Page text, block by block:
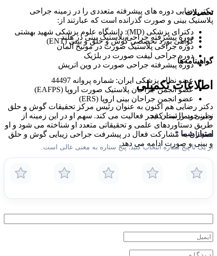
دکتر رضایی دوره های پیشرفته متعددی را در زمینه جراحی
پلاستیک بینی و صورت گذرانده است که عبارتند از:
دوره پیشرفته جراحی پلاستیک بینی در هلند
دوره جراحی پلاستیک صورت در مونیخ آلمان
دوره جراحی لیفت صورت در بلژیک
دوره پیشرفته جراحی صورت در وین اتریش
اطلاعات تکمیلی
دکتر رضایی هم اکنون به عنوان رئیس مرکز تحقیقات گوش و حلق
و بینی بیمارستان فجر فعالیت می کند. سهم او در این زمینه از
طریق دستاوردهای علمی و تحقیقاتی متعدد او شناخته می شود و او
همچنان به مشارکت فعال در پیشرفت جراحی زیبایی گوش و حلق
و بینی و صورت ادامه می دهد.
تحصیلات
دکترای پزشکی (MD): دانشگاه علوم پزشکی شهید بهشتی
گواهی بورد تخصصی گوش و حلق و بینی (ENT)
گواهینامه‌ها
عضو نظام پزشکی ایران: شماره پروانه 44497
عضو انجمن جراحان پلاستیک صورت اروپا (EAFPS)
عضو انجمن جراحان بینی اروپا (ERS)
نظر خود را ثبت کنید
امتیاز شما *
از یک تا پنج ستاره انتخاب کنید؛ پنج ستاره به معنی عالی است.